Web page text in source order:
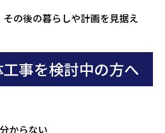
の後の暮らしや計画を見据え
事を検討中の方へ
からない